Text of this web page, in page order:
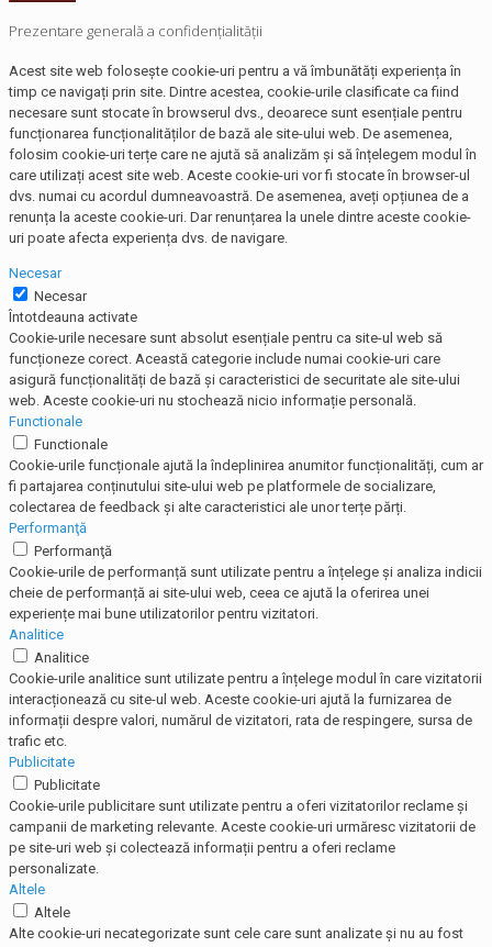
Prezentare generală a confidențialității
Acest site web folosește cookie-uri pentru a vă îmbunătăți experiența în
timp ce navigați prin site. Dintre acestea, cookie-urile clasificate ca fiind
necesare sunt stocate în browserul dvs., deoarece sunt esențiale pentru
funcționarea funcționalităților de bază ale site-ului web. De asemenea,
folosim cookie-uri terțe care ne ajută să analizăm și să înțelegem modul în
care utilizați acest site web. Aceste cookie-uri vor fi stocate în browser-ul
dvs. numai cu acordul dumneavoastră. De asemenea, aveți opțiunea de a
renunța la aceste cookie-uri. Dar renunțarea la unele dintre aceste cookie-
uri poate afecta experiența dvs. de navigare.
Necesar
Necesar
Întotdeauna activate
Cookie-urile necesare sunt absolut esențiale pentru ca site-ul web să
funcționeze corect. Această categorie include numai cookie-uri care
asigură funcționalități de bază și caracteristici de securitate ale site-ului
web. Aceste cookie-uri nu stochează nicio informație personală.
Functionale
Functionale
Cookie-urile funcționale ajută la îndeplinirea anumitor funcționalități, cum ar
fi partajarea conținutului site-ului web pe platformele de socializare,
colectarea de feedback și alte caracteristici ale unor terțe părți.
Performanţă
Performanţă
Cookie-urile de performanță sunt utilizate pentru a înțelege și analiza indicii
cheie de performanță ai site-ului web, ceea ce ajută la oferirea unei
experiențe mai bune utilizatorilor pentru vizitatori.
Analitice
Analitice
Cookie-urile analitice sunt utilizate pentru a înțelege modul în care vizitatorii
interacționează cu site-ul web. Aceste cookie-uri ajută la furnizarea de
informații despre valori, numărul de vizitatori, rata de respingere, sursa de
trafic etc.
Publicitate
Publicitate
Cookie-urile publicitare sunt utilizate pentru a oferi vizitatorilor reclame și
campanii de marketing relevante. Aceste cookie-uri urmăresc vizitatorii de
pe site-uri web și colectează informații pentru a oferi reclame
personalizate.
Altele
Altele
Alte cookie-uri necategorizate sunt cele care sunt analizate și nu au fost